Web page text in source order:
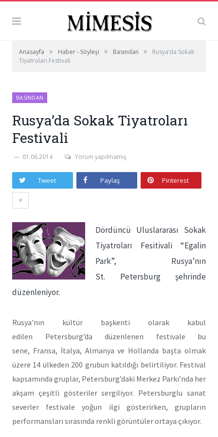
Anasayfa » Haber - Söyleşi » Basından »
Rusya’da Sokak
Tiyatroları Festivali
BASINDAN
Rusya’da Sokak Tiyatroları
Festivali
01.06.2014 Yorum yapılmamış
Tweet Paylaş Pinterest
+
Dördüncü Uluslararası Sokak
Tiyatroları Fesitivali “Egalin
Park”, Rusya’nın
St. Petersburg şehrinde
düzenleniyor.
Rusya’nın kültür başkenti olarak kabul
edilen Petersburg’da düzenlenen festivale bu
sene, Fransa, İtalya, Almanya ve Hollanda başta olmak
üzere 14 ülkeden 200 grubun katıldığı belirtiliyor. Festival
kapsamında gruplar, Petersburg’daki Merkez Parkı’nda her
akşam çeşitli gösteriler sergiliyor. Petersburglu sanat
severler festivale yoğun ilgi gösterirken, grupların
performansları sırasında renkli görüntüler ortaya çıkıyor.